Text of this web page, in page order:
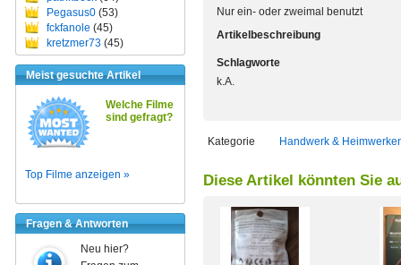
Pegasus0 (53)
fckfanole (45)
kretzmer73 (45)
Meist gesuchte Artikel
Welche Filme
sind gefragt?
Top Filme anzeigen »
Fragen & Antworten
Neu hier?
Nur ein- oder zweimal benutzt
Artikelbeschreibung
Schlagworte
k.A.
Kategorie Handwerk &
Diese Artikel könnten Sie